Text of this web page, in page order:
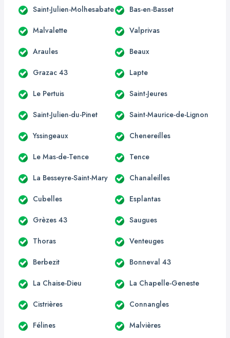
Saint-Julien-Molhesabate Bas-en-Basset
Malvalette Valprivas
Araules Beaux
Grazac 43 Lapte
Le Pertuis Saint-Jeures
Saint-Julien-du-Pinet Saint-Maurice-de-Lignon
Yssingeaux Chenereilles
Le Mas-de-Tence Tence
La Besseyre-Saint-Mary Chanaleilles
Cubelles Esplantas
Grèzes 43 Saugues
Thoras Venteuges
Berbezit Bonneval 43
La Chaise-Dieu La Chapelle-Geneste
Cistrières Connangles
Félines Malvières